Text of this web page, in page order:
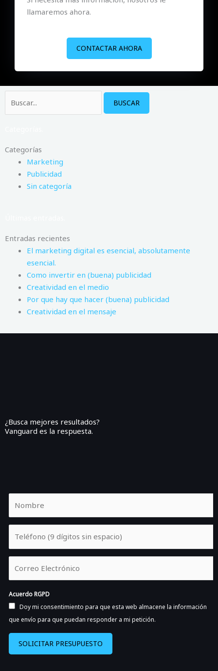
llamaremos ahora.
CONTACTAR AHORA
por:
Categorías
Marketing
Publicidad
Sin categoría
Entradas recientes
El marketing digital es esencial, absolutamente
esencial.
Como invertir en (buena) publicidad
Creatividad en el medio
Por que hay que hacer (buena) publicidad
Creatividad en el mensaje
¿Busca mejores resultados?
Vanguard es la respuesta.
Acuerdo RGPD
Doy mi consentimiento para que esta web almacene la información
que envío para que puedan responder a mi petición.